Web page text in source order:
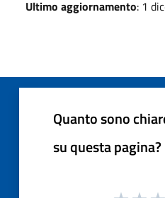
Ultimo aggiornamento: 1
Quanto sono
su questa pagina?